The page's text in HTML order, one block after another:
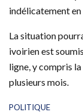
indélicatement
La situation
ivoirien est
ligne, y compris
plusieurs mois.
C
POLITIQUE